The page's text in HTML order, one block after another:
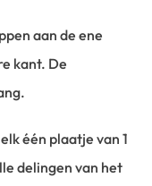
aan de ene
kant. De
één plaatje van 1
delingen van het